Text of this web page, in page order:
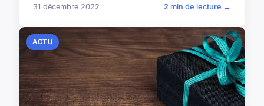
31 décembre 2022 2 min de lecture →
ACTU